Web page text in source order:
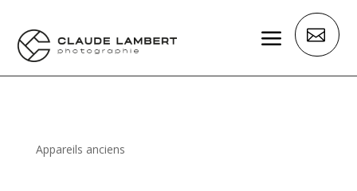
a 
Appareils anciens